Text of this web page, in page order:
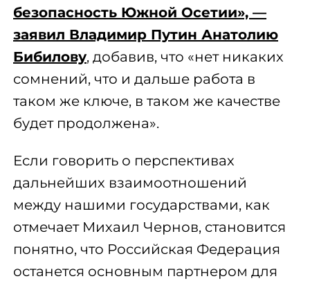
безопасность Южной Осетии», —
заявил Владимир Путин Анатолию
Бибилову, добавив, что «нет никаких
сомнений, что и дальше работа в
таком же ключе, в таком же качестве
будет продолжена».
Если говорить о перспективах
дальнейших взаимоотношений
между нашими государствами, как
отмечает Михаил Чернов, становится
понятно, что Российская Федерация
останется основным партнером для